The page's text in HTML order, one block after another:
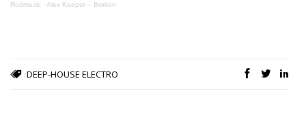
Rodmusic · Alex Keeper – Broken
DEEP-HOUSE ELECTRO